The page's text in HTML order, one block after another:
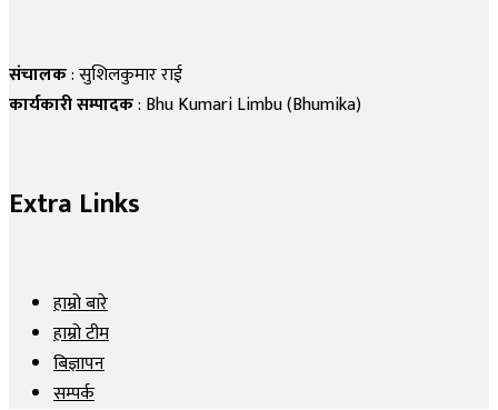
संचालक: सुशिलकुमार राई
कार्यकारी सम्पादक: Bhu Kumari Limbu (Bhumika)
Extra Links
हाम्रो बारे
हाम्रो टीम
बिज्ञापन
सम्पर्क